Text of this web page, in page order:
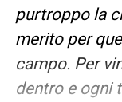
purtroppo la
merito per
campo. Per
dentro e ogni